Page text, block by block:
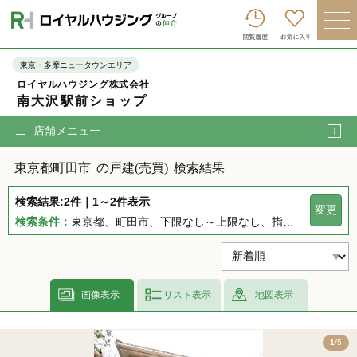
東京・多摩ニュータウンエリア
ロイヤルハウジング株式会社
南大沢駅前ショップ
店舗メニュー
東京都町田市 の戸建(売買) 検索結果
検索結果:2件｜1～2件表示
検索条件： 東京都、町田市、下限なし～上限なし、指定しない、指定なし、指定しない、下限なし～上限なし、指定なし
変更
画像表示 リスト表示 地図表示
1/5
ロイヤルハウジンググループトップへ
買いたい
売りたい
借りたい
貸したい
企業情報
会員登録